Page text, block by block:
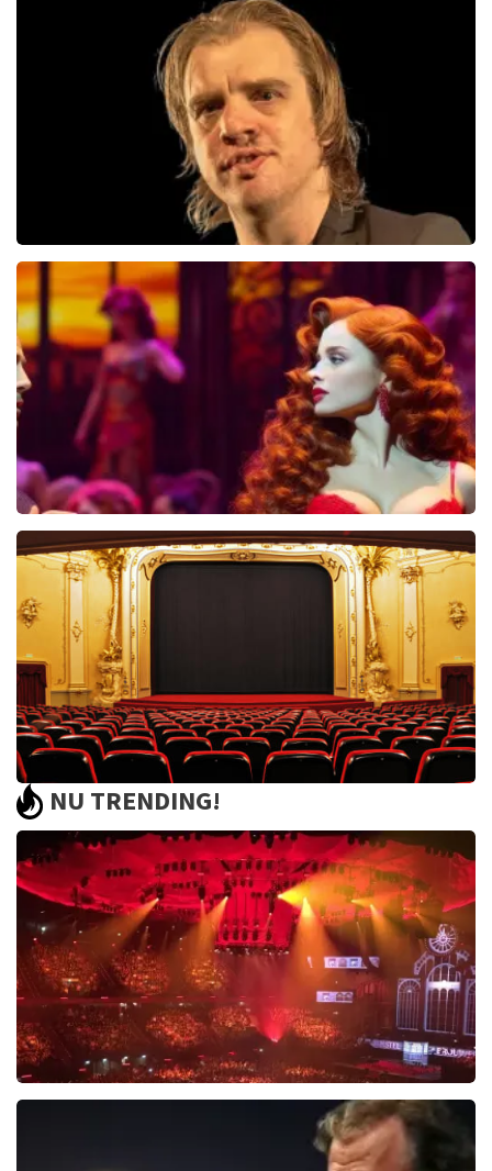
499+reviews
BEKIJKEN
Jan Jaap Van Der Wal
49
BEKIJKEN
Pretty Woman
BEKIJKEN
Saturday Night Fever
60reviews
BEKIJKEN
NU TRENDING!